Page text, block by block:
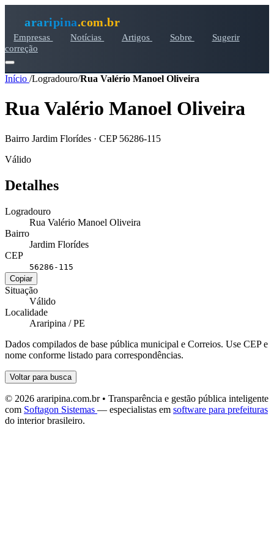
araripina.com.br
Empresas Notícias Artigos Sobre
Sugerir
correção
Início /Logradouro/Rua Valério Manoel Oliveira
Rua Valério Manoel Oliveira
Bairro Jardim Florídes · CEP 56286-115
Válido
Detalhes
Logradouro
Rua Valério Manoel Oliveira
Bairro
Jardim Florídes
CEP
56286-115
Copiar
Situação
Válido
Localidade
Araripina / PE
Dados compilados de base pública municipal e Correios. Use CEP e
nome conforme listado para correspondências.
Voltar para busca
© 2026 araripina.com.br • Transparência e gestão pública inteligente
com Softagon Sistemas — especialistas em software para prefeituras
do interior brasileiro.